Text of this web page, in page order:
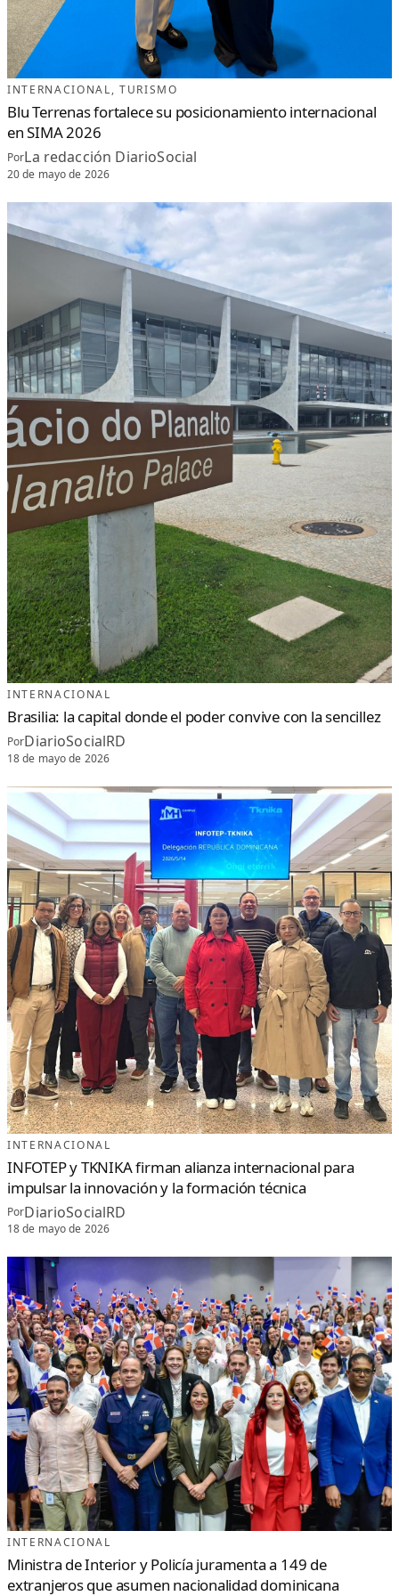
INTERNACIONAL, TURISMO
Blu Terrenas fortalece su posicionamiento internacional
en SIMA 2026
PorLa redacción DiarioSocial
20 de mayo de 2026
INTERNACIONAL
Brasilia: la capital donde el poder convive con la sencillez
PorDiarioSocialRD
18 de mayo de 2026
INTERNACIONAL
INFOTEP y TKNIKA firman alianza internacional para
impulsar la innovación y la formación técnica
PorDiarioSocialRD
18 de mayo de 2026
INTERNACIONAL
Ministra de Interior y Policía juramenta a 149 de
extranjeros que asumen nacionalidad dominicana